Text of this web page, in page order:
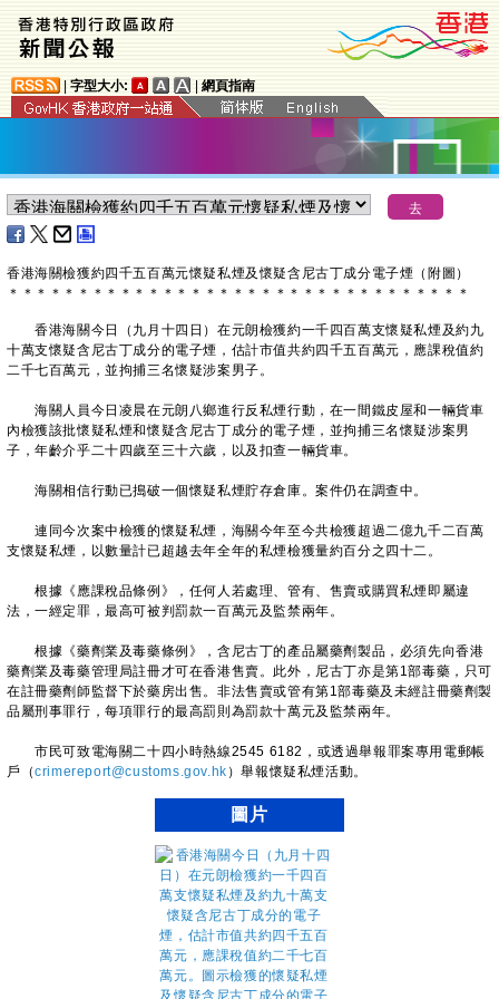
字型大小: 網頁指南
香港海關檢獲約四千五百萬元懷疑私煙及懷疑含尼古丁成分電子煙（附圖）
＊ ＊ ＊ ＊ ＊ ＊ ＊ ＊ ＊ ＊ ＊ ＊ ＊ ＊ ＊ ＊ ＊ ＊ ＊ ＊ ＊ ＊ ＊ ＊ ＊ ＊ ＊ ＊ ＊ ＊ ＊ ＊ ＊
香港海關今日（九月十四日）在元朗檢獲約一千四百萬支懷疑私煙及約九
十萬支懷疑含尼古丁成分的電子煙，估計市值共約四千五百萬元，應課稅值約
二千七百萬元，並拘捕三名懷疑涉案男子。
海關人員今日凌晨在元朗八鄉進行反私煙行動，在一間鐵皮屋和一輛貨車
內檢獲該批懷疑私煙和懷疑含尼古丁成分的電子煙，並拘捕三名懷疑涉案男
子，年齡介乎二十四歲至三十六歲，以及扣查一輛貨車。
海關相信行動已搗破一個懷疑私煙貯存倉庫。案件仍在調查中。
連同今次案中檢獲的懷疑私煙，海關今年至今共檢獲超過二億九千二百萬
支懷疑私煙，以數量計已超越去年全年的私煙檢獲量約百分之四十二。
根據《應課稅品條例》，任何人若處理、管有、售賣或購買私煙即屬違
法，一經定罪，最高可被判罰款一百萬元及監禁兩年。
根據《藥劑業及毒藥條例》，含尼古丁的產品屬藥劑製品，必須先向香港
藥劑業及毒藥管理局註冊才可在香港售賣。此外，尼古丁亦是第1部毒藥，只可
在註冊藥劑師監督下於藥房出售。非法售賣或管有第1部毒藥及未經註冊藥劑製
品屬刑事罪行，每項罪行的最高罰則為罰款十萬元及監禁兩年。
市民可致電海關二十四小時熱線2545 6182，或透過舉報罪案專用電郵帳
戶（crimereport@customs.gov.hk ）舉報懷疑私煙活動。
圖片